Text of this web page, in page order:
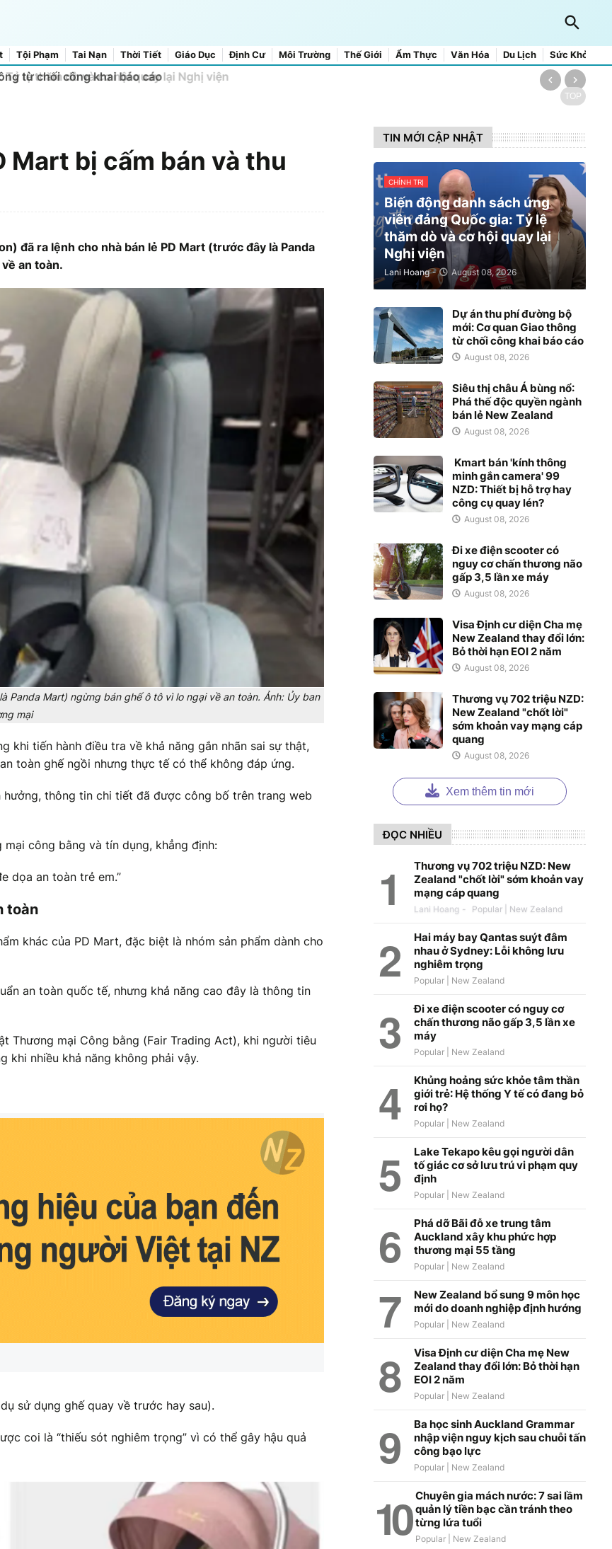
Tội Phạm Tai Nạn Thời Tiết Giáo Dục Định Cư Môi Trường Thế Giới Ẩm Thực Văn Hóa Du Lịch Sức Khỏe
từ chối công khai báo cáo
TOP
Mart bị cấm bán và thu
đã ra lệnh cho nhà bán lẻ PD Mart (trước đây là Panda
an toàn.
Panda Mart) ngừng bán ghế ô tô vì lo ngại về an toàn. Ảnh: Ủy ban
mại
khi tiến hành điều tra về khả năng gắn nhãn sai sự thật,
toàn ghế ngồi nhưng thực tế có thể không đáp ứng.
thông tin chi tiết đã được công bố trên trang web
mại công bằng và tín dụng, khẳng định:
dọa an toàn trẻ em.”
toàn
khác của PD Mart, đặc biệt là nhóm sản phẩm dành cho
an toàn quốc tế, nhưng khả năng cao đây là thông tin
Thương mại Công bằng (Fair Trading Act), khi người tiêu
khi nhiều khả năng không phải vậy.
sử dụng ghế quay về trước hay sau).
coi là “thiếu sót nghiêm trọng” vì có thể gây hậu quả
TIN MỚI CẬP NHẬT
CHÍNH TRỊ
Biến động danh sách ứng
viên đảng Quốc gia: Tỷ lệ
thăm dò và cơ hội quay lại
Nghị viện
Lani Hoang - August 08, 2026
Dự án thu phí đường bộ
mới: Cơ quan Giao thông
từ chối công khai báo cáo
August 08, 2026
Siêu thị châu Á bùng nổ:
Phá thế độc quyền ngành
bán lẻ New Zealand
August 08, 2026
Kmart bán 'kính thông
minh gắn camera' 99
NZD: Thiết bị hỗ trợ hay
công cụ quay lén?
August 08, 2026
Đi xe điện scooter có
nguy cơ chấn thương não
gấp 3,5 lần xe máy
August 08, 2026
Visa Định cư diện Cha mẹ
New Zealand thay đổi lớn:
Bỏ thời hạn EOI 2 năm
August 08, 2026
Thương vụ 702 triệu NZD:
New Zealand "chốt lời"
sớm khoản vay mạng cáp
quang
August 08, 2026
Xem thêm tin mới
ĐỌC NHIỀU
Thương vụ 702 triệu NZD: New
Zealand "chốt lời" sớm khoản vay
mạng cáp quang
Lani Hoang -
Hai máy bay Qantas suýt đâm
nhau ở Sydney: Lỗi không lưu
nghiêm trọng
Đi xe điện scooter có nguy cơ
chấn thương não gấp 3,5 lần xe
máy
Khủng hoảng sức khỏe tâm thần
giới trẻ: Hệ thống Y tế có đang bỏ
rơi họ?
Lake Tekapo kêu gọi người dân
tố giác cơ sở lưu trú vi phạm quy
định
Phá dỡ Bãi đỗ xe trung tâm
Auckland xây khu phức hợp
thương mại 55 tầng
New Zealand bổ sung 9 môn học
mới do doanh nghiệp định hướng
Visa Định cư diện Cha mẹ New
Zealand thay đổi lớn: Bỏ thời hạn
EOI 2 năm
Ba học sinh Auckland Grammar
nhập viện nguy kịch sau chuỗi tấn
công bạo lực
Chuyên gia mách nước: 7 sai lầm
quản lý tiền bạc cần tránh theo
từng lứa tuổi